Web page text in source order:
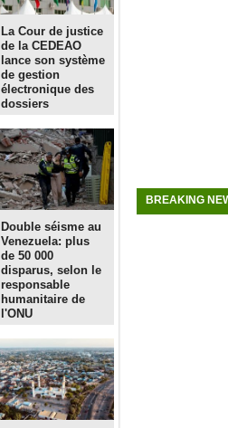
La Cour de justice
de la CEDEAO
lance son système
de gestion
électronique des
dossiers
Double séisme au
Venezuela: plus
de 50 000
disparus, selon le
responsable
humanitaire de
l'ONU
BREAKING